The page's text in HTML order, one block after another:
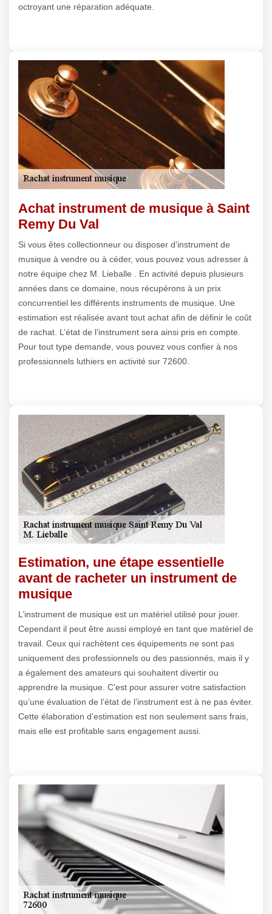
octroyant une réparation adéquate.
Achat instrument de musique à Saint
Remy Du Val
Si vous êtes collectionneur ou disposer d’instrument de
musique à vendre ou à céder, vous pouvez vous adresser à
notre équipe chez M. Lieballe . En activité depuis plusieurs
années dans ce domaine, nous récupérons à un prix
concurrentiel les différents instruments de musique. Une
estimation est réalisée avant tout achat afin de définir le coût
de rachat. L’état de l’instrument sera ainsi pris en compte.
Pour tout type demande, vous pouvez vous confier à nos
professionnels luthiers en activité sur 72600.
Estimation, une étape essentielle
avant de racheter un instrument de
musique
L’instrument de musique est un matériel utilisé pour jouer.
Cependant il peut être aussi employé en tant que matériel de
travail. Ceux qui rachètent ces équipements ne sont pas
uniquement des professionnels ou des passionnés, mais il y
a également des amateurs qui souhaitent divertir ou
apprendre la musique. C’est pour assurer votre satisfaction
qu’une évaluation de l’état de l’instrument est à ne pas éviter.
Cette élaboration d’estimation est non seulement sans frais,
mais elle est profitable sans engagement aussi.